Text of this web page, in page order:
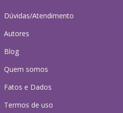
Dúvidas/Atendimento
Autores
Blog
Quem somos
Fatos e Dados
Termos de uso